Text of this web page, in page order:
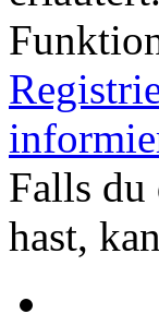
Falls du
hast,